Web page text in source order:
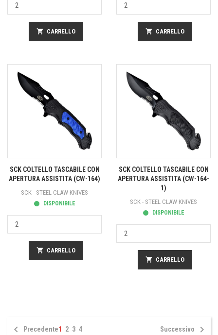
shopping_cart CARRELLO shopping_cart CARRELLO
SCK COLTELLO TASCABILE CON
APERTURA ASSISTITA (CW-164)
SCK - STEEL CLAW KNIVES
DISPONIBILE
shopping_cart CARRELLO
SCK COLTELLO TASCABILE CON
APERTURA ASSISTITA (CW-164-
1)
SCK - STEEL CLAW KNIVES
DISPONIBILE
shopping_cart CARRELLO
 Precedente1 2 3 4 Successivo 